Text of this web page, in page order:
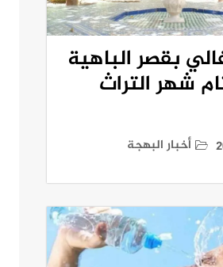
بقصر الباهية
شهر التراث
أخبار البهجة